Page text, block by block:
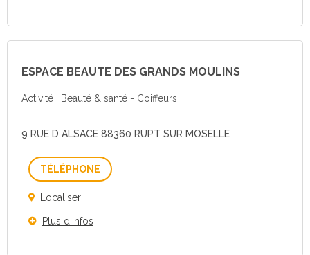
ESPACE BEAUTE DES GRANDS MOULINS
Activité : Beauté & santé - Coiffeurs
9 RUE D ALSACE 88360 RUPT SUR MOSELLE
Téléphone
Localiser
Plus d'infos